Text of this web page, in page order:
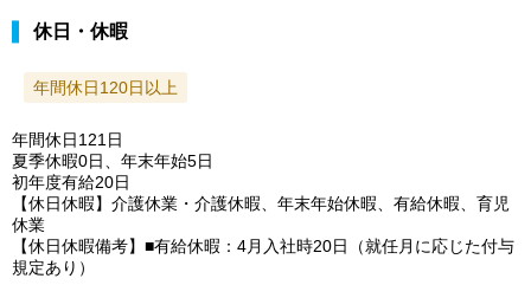
休日・休暇
年間休日120日以上
年間休日121日
夏季休暇0日、年末年始5日
初年度有給20日
【休日休暇】介護休業・介護休暇、年末年始休暇、有給休暇、育児
休業
【休日休暇備考】■有給休暇：4月入社時20日（就任月に応じた付与
規定あり）